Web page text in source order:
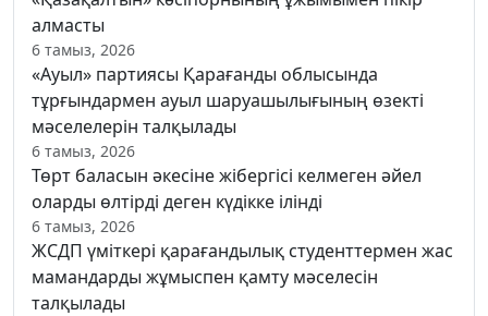
алмасты
6 тамыз, 2026
«Ауыл» партиясы Қарағанды облысында
тұрғындармен ауыл шаруашылығының өзекті
мәселелерін талқылады
6 тамыз, 2026
Төрт баласын әкесіне жібергісі келмеген әйел
оларды өлтірді деген күдікке ілінді
6 тамыз, 2026
ЖСДП үміткері қарағандылық студенттермен жас
мамандарды жұмыспен қамту мәселесін
талқылады